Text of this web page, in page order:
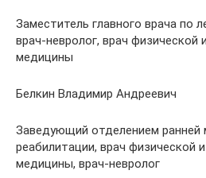
Заместитель главного врача по
врач-невролог, врач физической
медицины
Белкин Владимир Андреевич
Заведующий отделением ранней
реабилитации, врач физической
медицины, врач-невролог